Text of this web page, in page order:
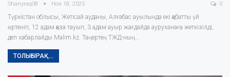
Shanyraq08 Ноя 18, 2025 0
Түркістан облысы, Жетісай ауданы, Алғабас ауылында екі қабатты үй
өртеніп, 12 адам қаза тауып, 3 адам ауыр жағдайда ауруханаға жеткізілді,
деп хабарлайды Malim.kz. Таңертең ТЖД-ның…
ТОЛЫҒЫРАҚ...